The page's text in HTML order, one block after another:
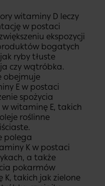
witaminy D leczy
w postaci
ekspozycji
bogatych
ryby tłuste
czy wątróbka.
obejmuje
E w postaci
spożycia
witaminę E, takich
roślinne
polega
K w postaci
a także
pokarmów
takich jak zielone